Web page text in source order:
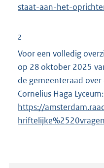
staat-aan-het-
2
Voor een volledig
op 28 oktober 2025
de gemeenteraad
Cornelius Haga Lyceum:
https://